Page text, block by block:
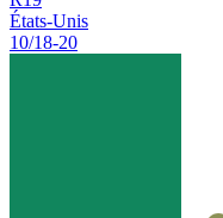
États-Unis
10/18-20